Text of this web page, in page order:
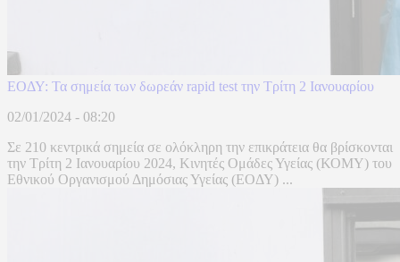
ΕΟΔΥ: Τα σημεία των δωρεάν rapid test την Τρίτη 2 Ιανουαρίου
02/01/2024 - 08:20
Σε 210 κεντρικά σημεία σε ολόκληρη την επικράτεια θα βρίσκονται
την Τρίτη 2 Ιανουαρίου 2024, Κινητές Ομάδες Υγείας (ΚΟΜΥ) του
Εθνικού Οργανισμού Δημόσιας Υγείας (ΕΟΔΥ) ...